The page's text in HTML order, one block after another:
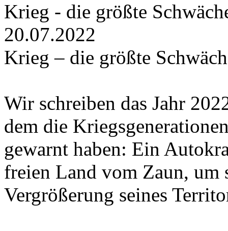
Krieg - die größte
20.07.2022
Krieg – die größte
Wir schreiben das Jahr
dem die
gewarnt haben: Ein
freien Land vom Zaun, um
Vergrößerung seines